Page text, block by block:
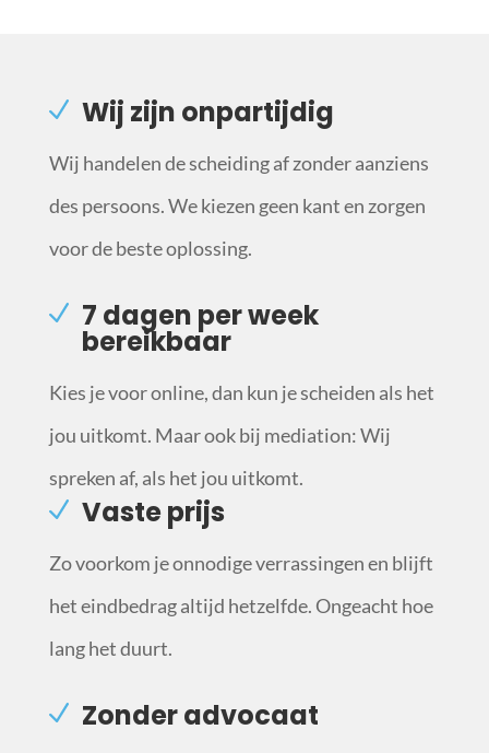
Wij zijn onpartijdig
Wij handelen de scheiding af zonder aanziens
des persoons. We kiezen geen kant en zorgen
voor de beste oplossing.
7 dagen per week
bereikbaar
Kies je voor online, dan kun je scheiden als het
jou uitkomt. Maar ook bij mediation: Wij
spreken af, als het jou uitkomt.
Vaste prijs
Zo voorkom je onnodige verrassingen en blijft
het eindbedrag altijd hetzelfde. Ongeacht hoe
lang het duurt.
Zonder advocaat